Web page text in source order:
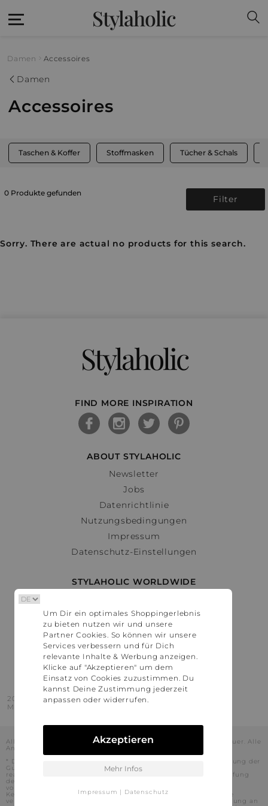
Stylaholic
Damen Accessoires
Damen
Accessoires
Taschen & Koffer Stoffmasken Tücher & Schals
0 Produkte gefunden
Filter
Sorry. There are actual no products for this search.
Stylaholic
FIND MORE INSPIRATION
ABOUT STYLAHOLIC
Newsletter
Jobs
Datenrichtlinie
Nutzungsbedingungen
Impressum
Datenschutz-Einstellungen
STYLAHOLIC WORLDWIDE
Österreich
Schweiz
France
United States
2016 - 2026 © Stylaholic.
Made for you with love in munich.
Alle Preise inkl. der jeweils geltenden gesetzlichen Mehrwertsteuer. Alle
Angaben ohne Gewähr.
* Die angezeigten Preise beinhalten Rabatte, die durch die Nutzung der
Gutschein-Codes auf den Seiten unserer Partner voraussichtlich
realisiert werden können. Stylaholic führt keine vollständige Prüfung
der Gutschein-Codes durch und es kann daher in Einzelfällen
vorkommen, dass die Gutscheine abweichend von unserem
Kenntnisstand bei dem jeweiligen Shop nicht oder nur teilweise
verwendet werden können. Darüber hinaus kann deren Verwendung an
Um Dir ein optimales Shoppingerlebnis
zu bieten nutzen wir und unsere
Partner Cookies. So können wir unsere
Services verbessern und für Dich
relevante Inhalte & Werbung anzeigen.
Klicke auf "Akzeptieren" um dem
Einsatz von Cookies zuzustimmen. Du
kannst Deine Zustimmung jederzeit
anpassen oder widerrufen.
Akzeptieren
Mehr Infos
Impressum | Datenschutz